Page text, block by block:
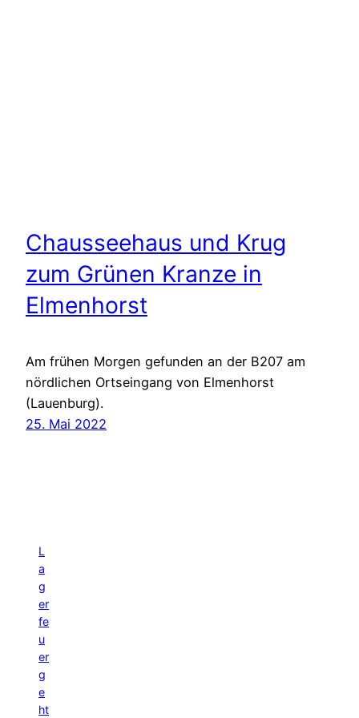
Chausseehaus und Krug
zum Grünen Kranze in
Elmenhorst
Am frühen Morgen gefunden an der B207 am
nördlichen Ortseingang von Elmenhorst
(Lauenburg).
25. Mai 2022
L
a
g
er
fe
u
er
g
e
ht